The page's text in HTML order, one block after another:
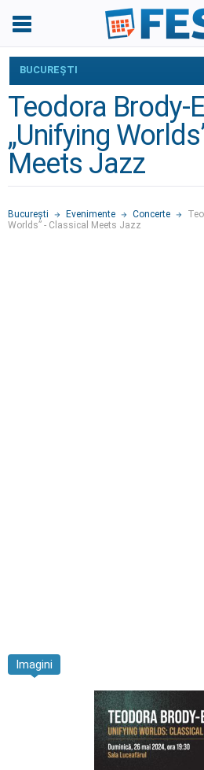
BUCUREŞTI
Teodora Brody-
„Unifying
Meets Jazz
Bucureşti Evenimente Concerte
Worlds” - Classical Meets Jazz
Imagini